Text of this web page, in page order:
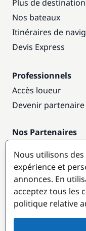
Plus de
Nos bateaux
Itinéraires de
Devis Express
Professionnels
Accès loueur
Devenir partenaire
Nos Partenaires
Destinations
Nous utilisons
expérience et
annonces. En
acceptez tous les
politique relative